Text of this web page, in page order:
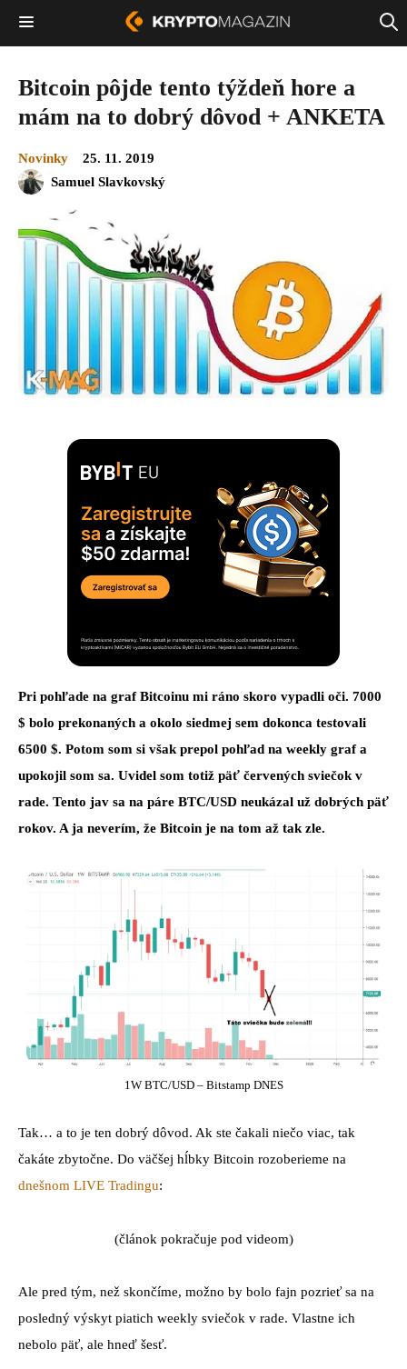
Bitcoin pôjde tento týždeň hore a
mám na to dobrý dôvod + ANKETA
Novinky
25. 11. 2019
Samuel Slavkovský
Pri pohľade na graf Bitcoinu mi ráno skoro vypadli oči. 7000
$ bolo prekonaných a okolo siedmej sem dokonca testovali
6500 $. Potom som si však prepol pohľad na weekly graf a
upokojil som sa. Uvidel som totiž päť červených sviečok v
rade. Tento jav sa na páre BTC/USD neukázal už dobrých päť
rokov. A ja neverím, že Bitcoin je na tom až tak zle.
1W BTC/USD – Bitstamp DNES
Tak… a to je ten dobrý dôvod. Ak ste čakali niečo viac, tak
čakáte zbytočne. Do väčšej hĺbky Bitcoin rozoberieme na
dnešnom LIVE Tradingu:
(článok pokračuje pod videom)
Ale pred tým, než skončíme, možno by bolo fajn pozrieť sa na
posledný výskyt piatich weekly sviečok v rade. Vlastne ich
nebolo päť, ale hneď šesť.